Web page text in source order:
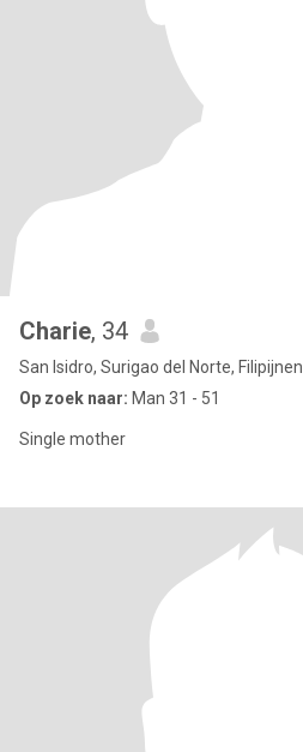
Charie, 34
San Isidro, Surigao del Norte, Filipijnen
Op zoek naar: Man 31 - 51
Single mother